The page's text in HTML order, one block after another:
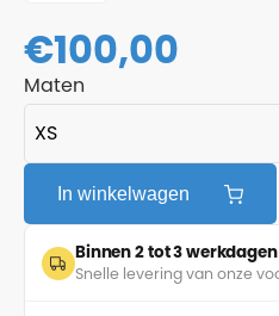
€100,00
Maten
In winkelwagen
Binnen 2 tot 3
Snelle levering van onze